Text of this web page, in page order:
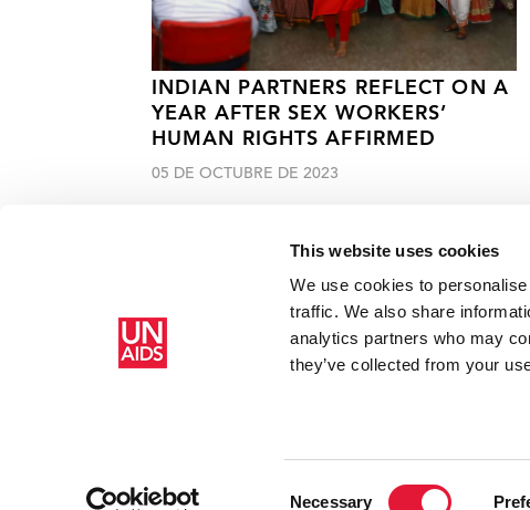
This website uses cookies
We use cookies to
traffic. We also share
analytics partners who may
they’ve collected from your
Necessary
INDIAN PARTNERS REFLECT ON A
YEAR AFTER SEX WORKERS’
HUMAN RIGHTS AFFIRMED
05 DE OCTUBRE DE 2023
Recursos Adiós a Ramesh Venkataraman, otro